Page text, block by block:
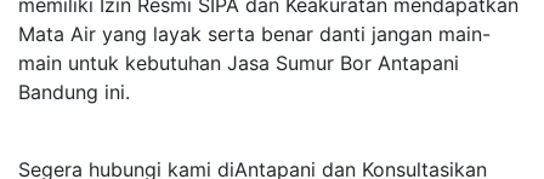
memiliki Izin Resmi SIPA dan Keakuratan mendapatkan
Mata Air yang layak serta benar danti jangan main-
main untuk kebutuhan Jasa Sumur Bor Antapani
Bandung ini.
Segera hubungi kami diAntapani dan Konsultasikan